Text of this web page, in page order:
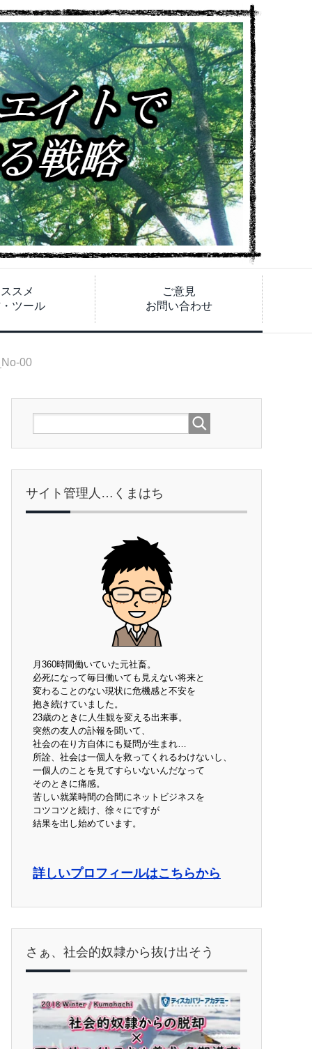
スメ
ツール
ご意見
お問い合わせ
00
サイト管理人…くまはち
月360時間働いていた元社畜。
必死になって毎日働いても見えない将来と
変わることのない現状に危機感と不安を
抱き続けていました。
23歳のときに人生観を変える出来事。
突然の友人の訃報を聞いて、
社会の在り方自体にも疑問が生まれ…
所詮、社会は一個人を救ってくれるわけないし、
一個人のことを見てすらいないんだなって
そのときに痛感。
苦しい就業時間の合間にネットビジネスを
コツコツと続け、徐々にですが
結果を出し始めています。
詳しいプロフィールはこちらから
さぁ、社会的奴隷から抜け出そう